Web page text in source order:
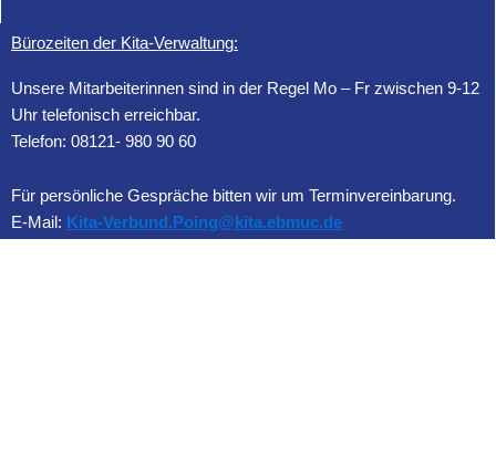
Bürozeiten der Kita-Verwaltung:
Unsere Mitarbeiterinnen sind in der Regel Mo – Fr zwischen 9-12
Uhr telefonisch erreichbar.
Telefon: 08121- 980 90 60
Für persönliche Gespräche bitten wir um Terminvereinbarung.
E-Mail: Kita-Verbund.Poing@kita.ebmuc.de